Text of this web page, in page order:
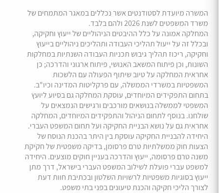
המשרה מיועדת לסטודנטים אשר נכללים במאגר המתמחים של
משרד המשפטים לשנת 2026 ולהם בלבד.
המחלקה אמונה על כלל ההיבטים הניהוליים של ייעוץ וחקיקה,
ובכלל זה על ייעול תהליכי העבודה ותהליכים ניהוליים בייעוץ
וחקיקה, ריכוז תהליך גיבוש תכניות העבודה השנתיות במחלקות
השונות, וכן פיתוח המשאב האנושי, פיתוח ארגוני והדרכה; כן
אחראית המחלקה על טיוב שיתוף הפעולה עם הלשכות
המשפטיות במשרדי הממשלה, עם פרקליטות המדינה וכיו"ב.
בתחום התפקידים המיוחדים, עוסקת המחלקה גם בסיוע ליועץ
המשפטי לממשלה בנושאים מורכבים ורגישים הנמצאים על
שולחנו. בנוסף לתחום הניהול והתפקידים המיוחדים, המחלקה
אחראית גם על נושא הבניית החקיקה ועל תחום המשפט העברי.
היחידה להבניית החקיקה עוסקת בין היתר בהכנת הנוסח של
הצעות חוק ממשלתיות טרם פרסומן, בדיקה משפטית של חקיקת
משנה טרם פרסומה, ייעוץ והדרכה בעניין חוקים מוצעים. היחידה
למשפט עברי פועלת לשילוב המשפט העברי בישראל, דרך מתן
ייעוץ בסוגיות משפטיות לרשויות השלטון ובכתיבת חוות דעת
לצורך הליכי חקיקה והכנת טיעונים בפני בתי משפט.